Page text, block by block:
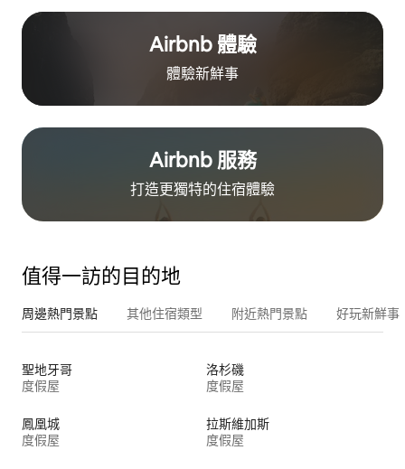
Airbnb 體驗
體驗新鮮事
Airbnb 服務
打造更獨特的住⁠宿⁠體⁠驗
值得一訪的目的地
周邊熱門景點 其他住宿類型 附近熱門景點 好玩新鮮事
聖地牙哥
度假屋
洛杉磯
度假屋
鳳凰城
度假屋
拉斯維加斯
度假屋